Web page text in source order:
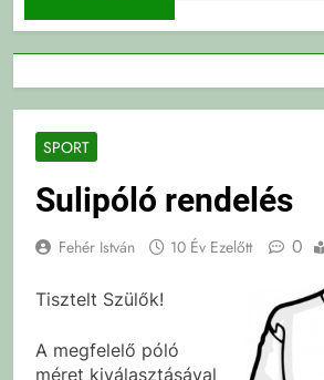
SPORT
Sulipóló rendelés
Fehér István 10 Év Ezelőtt 0
Tisztelt Szülők!
A megfelelő póló
méret kiválasztásával